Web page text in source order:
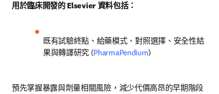
用於臨床開發的 Elsevier 資料包括：
既有試驗終點、給藥模式、對照選擇、安全性結
果與轉譯研究 (PharmaPendium)
預先掌握暴露與劑量相關風險，減少代價高昂的早期階段